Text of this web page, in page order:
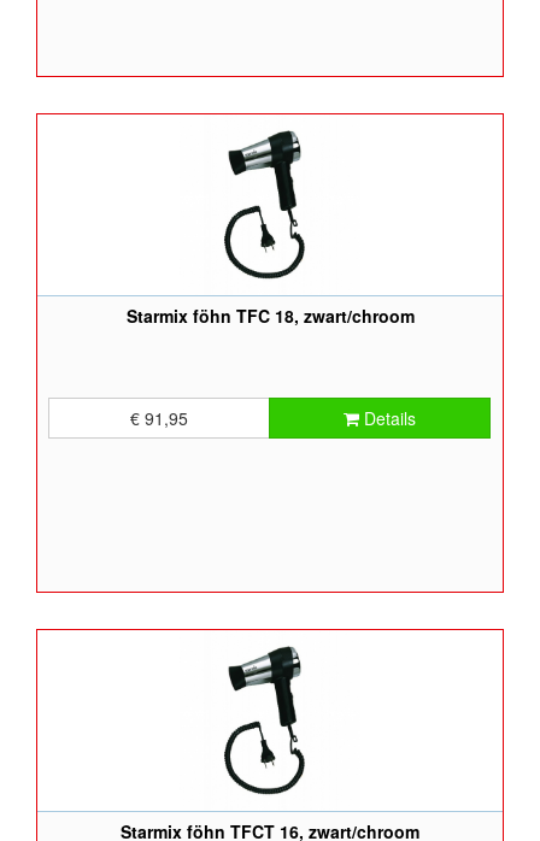
Starmix föhn TFC 18, zwart/chroom
€ 91,95 Details
Starmix föhn TFCT 16, zwart/chroom